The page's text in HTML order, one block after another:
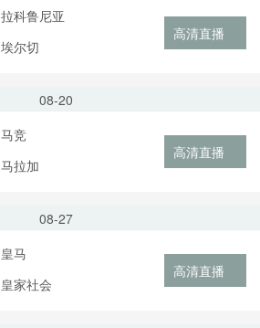
拉科鲁尼亚
埃尔切
高清直播
08-20
马竞
马拉加
高清直播
08-27
皇马
皇家社会
高清直播